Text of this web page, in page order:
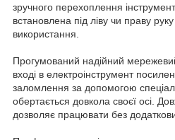
зручного перехоплення
встановлена під ліву чи праву
використання.
Прогумований надійний
вході в електроінструмент
заломлення за допомогою
обертається довкола своєї осі.
дозволяє працювати без